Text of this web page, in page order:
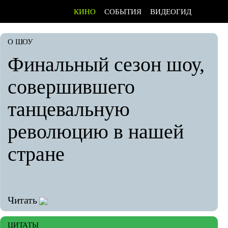
КИНО СОБЫТИЯ ВИДЕОГИД
О ШОУ
Финальный сезон шоу,
совершившего
танцевальную
революцию в нашей
стране
Читать
ЦИТАТЫ